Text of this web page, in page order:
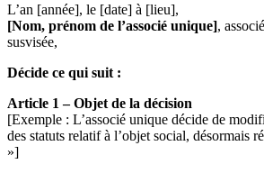
L’an [année], le [date] à [lieu],
[Nom, prénom de l’associé unique],
susvisée,
Décide ce qui suit :
Article 1 – Objet de la décision
[Exemple : L’associé unique décide de
des statuts relatif à l’objet social, désormais
»]